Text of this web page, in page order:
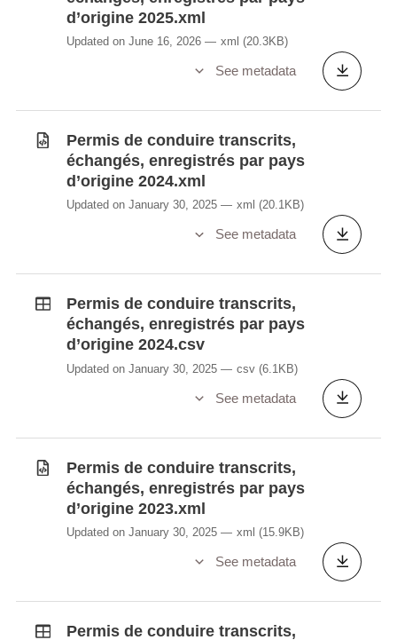
d’origine 2025.xml
Updated on June 16, 2026 xml (20.3KB)
See metadata
Permis de conduire transcrits,
échangés, enregistrés par pays
d’origine 2024.xml
Updated on January 30, 2025 xml (20.1KB)
See metadata
Permis de conduire transcrits,
échangés, enregistrés par pays
d’origine 2024.csv
Updated on January 30, 2025 csv (6.1KB)
See metadata
Permis de conduire transcrits,
échangés, enregistrés par pays
d’origine 2023.xml
Updated on January 30, 2025 xml (15.9KB)
See metadata
Permis de conduire transcrits,